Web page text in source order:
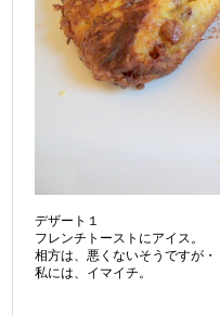
デザート１
フレンチトーストにアイス。
相方は、悪くないそうですが・
私には、イマイチ。